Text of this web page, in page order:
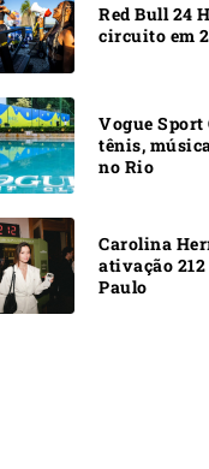
Red Bull 24
circuito em
Vogue Sport
tênis,
no Rio
Carolina
ativação
Paulo